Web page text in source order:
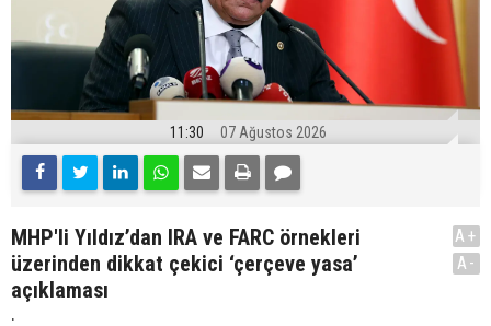
11:30 07 Ağustos 2026
MHP'li Yıldız’dan IRA ve FARC örnekleri
üzerinden dikkat çekici ‘çerçeve yasa’
açıklaması
.
A+
A-